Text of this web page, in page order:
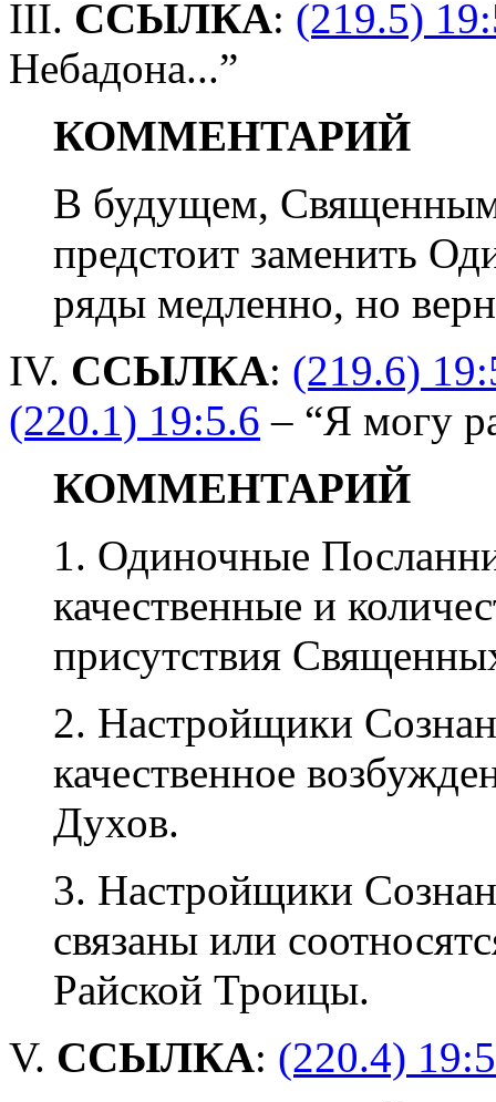
III. ССЫЛКА: (219.5)
Небадона...”
КОММЕНТАРИЙ
В будущем,
предстоит заменить
ряды медленно, но
IV. ССЫЛКА: (219.6)
(220.1) 19:5.6 – “Я могу
КОММЕНТАРИЙ
1. Одиночные
качественные и
присутствия
2. Настройщики
качественное
Духов.
3. Настройщики
связаны или
Райской Троицы.
V. ССЫЛКА: (220.4)